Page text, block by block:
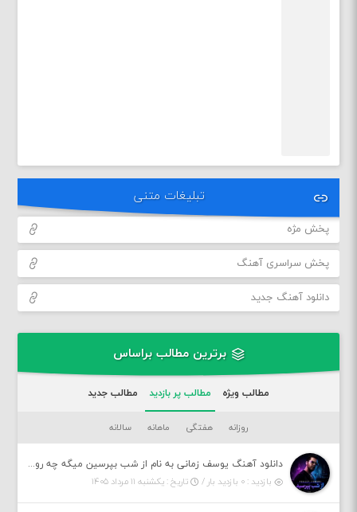
تبلیغات متنی
پخش مژه
پخش سراسری آهنگ
دانلود آهنگ جدید
برترین مطالب براساس
مطالب ویژه مطالب پر بازدید مطالب جدید
روزانه هفتگی ماهانه سالانه
دانلود آهنگ یوسف زمانی به نام از شب بپرسین میگه چه روزگاری دارم
بازدید : ۰ بازدید بار /
تاریخ : یکشنبه ۱۱ مرداد ۱۴۰۵